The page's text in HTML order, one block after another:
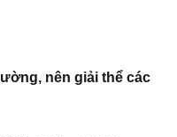
nên giải thể các